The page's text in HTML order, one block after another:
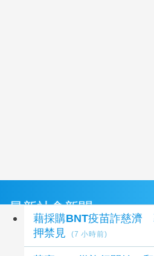
最新社會新聞
藉採購BNT疫苗詐慈濟
押禁見
(7 小時前)